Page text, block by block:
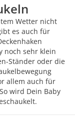
Wetter nicht
es auch für
noch sehr klein
Ständer oder die
allem auch für
wird Dein Baby